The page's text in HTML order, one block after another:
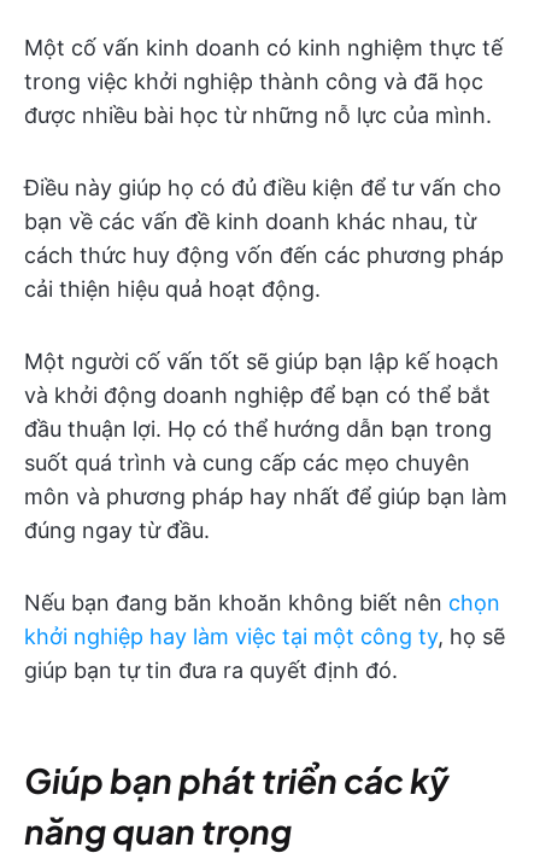
Một cố vấn kinh doanh có kinh nghiệm thực tế
trong việc khởi nghiệp thành công và đã học
được nhiều bài học từ những nỗ lực của mình.
Điều này giúp họ có đủ điều kiện để tư vấn cho
bạn về các vấn đề kinh doanh khác nhau, từ
cách thức huy động vốn đến các phương pháp
cải thiện hiệu quả hoạt động.
Một người cố vấn tốt sẽ giúp bạn lập kế hoạch
và khởi động doanh nghiệp để bạn có thể bắt
đầu thuận lợi. Họ có thể hướng dẫn bạn trong
suốt quá trình và cung cấp các mẹo chuyên
môn và phương pháp hay nhất để giúp bạn làm
đúng ngay từ đầu.
Nếu bạn đang băn khoăn không biết nên chọn
khởi nghiệp hay làm việc tại một công ty, họ sẽ
giúp bạn tự tin đưa ra quyết định đó.
Giúp bạn phát triển các kỹ
năng quan trọng